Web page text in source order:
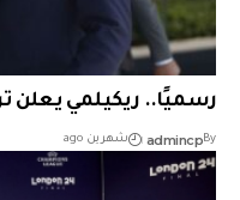
رسميًا.. ريكيلمي يعلن
By
admincp شهرين ago